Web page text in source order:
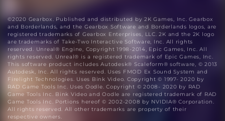
©2020 Gearbox. Published and distributed by 2K Games, Inc. Gearbox
and Borderlands, and the Gearbox Software and Borderlands logos, are
registered trademarks of Gearbox Enterprises, LLC. 2K and the 2K logo
are trademarks of Take-Two Interactive Software, Inc. All rights
reserved. Unreal® Engine, Copyright 1998-2014, Epic Games, Inc. All
rights reserved. Unreal® is a registered trademark of Epic Games, Inc.
This software product includes Autodesk® Scaleform® software, © 2013
Autodesk, Inc. All rights reserved. Uses FMOD Ex Sound System and
Firelight Technologies. Uses Bink Video. Copyright © 1997- 2020 by
RAD Game Tools Inc. Uses Oodle. Copyright © 2008- 2020 by RAD
Game Tools Inc. Bink Video and Oodle are registered trademark of RAD
Game Tools Inc. Portions hereof © 2002-2008 by NVIDIA® Corporation.
All rights reserved. All other trademarks are property of their
respective owners.